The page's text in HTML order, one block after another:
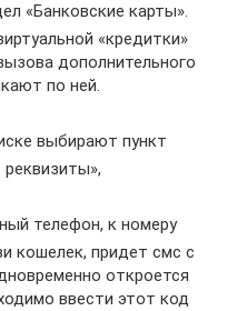
«Банковские карты».
«кредитки»
дополнительного
по ней.
выбирают пункт
телефон, к номеру
кошелек, придет смс с
откроется
ввести этот код